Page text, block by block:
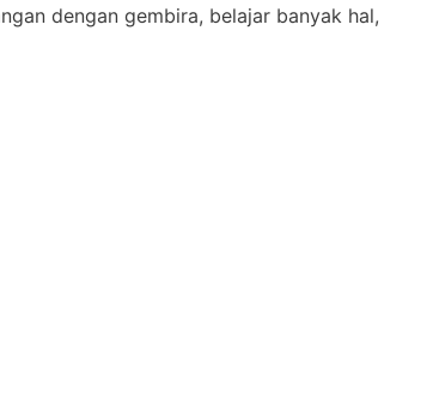
dengan gembira, belajar banyak hal,